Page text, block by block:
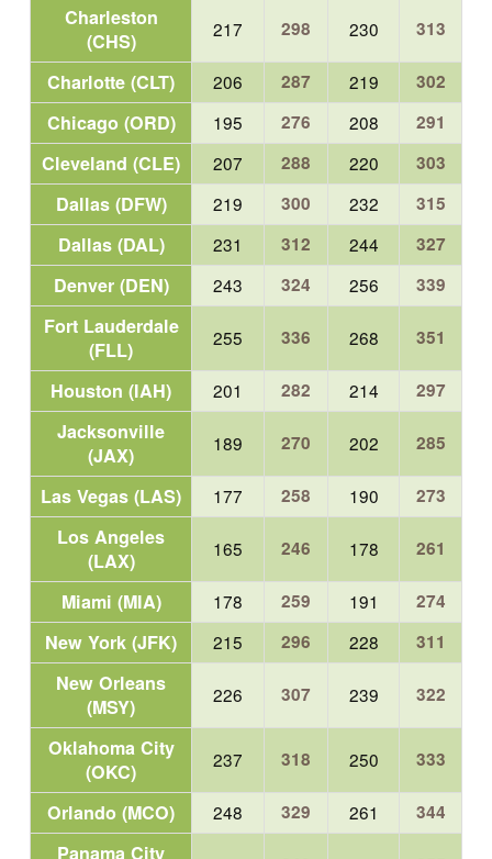
Charleston
(CHS)
217 298 230 313
Charlotte (CLT) 206 287 219 302
Chicago (ORD) 195 276 208 291
Cleveland (CLE) 207 288 220 303
Dallas (DFW) 219 300 232 315
Dallas (DAL) 231 312 244 327
Denver (DEN) 243 324 256 339
Fort Lauderdale
(FLL)
255 336 268 351
Houston (IAH) 201 282 214 297
Jacksonville
(JAX)
189 270 202 285
Las Vegas (LAS) 177 258 190 273
Los Angeles
(LAX)
165 246 178 261
Miami (MIA) 178 259 191 274
New York (JFK) 215 296 228 311
New Orleans
(MSY)
226 307 239 322
Oklahoma City
(OKC)
237 318 250 333
Orlando (MCO) 248 329 261 344
Panama City